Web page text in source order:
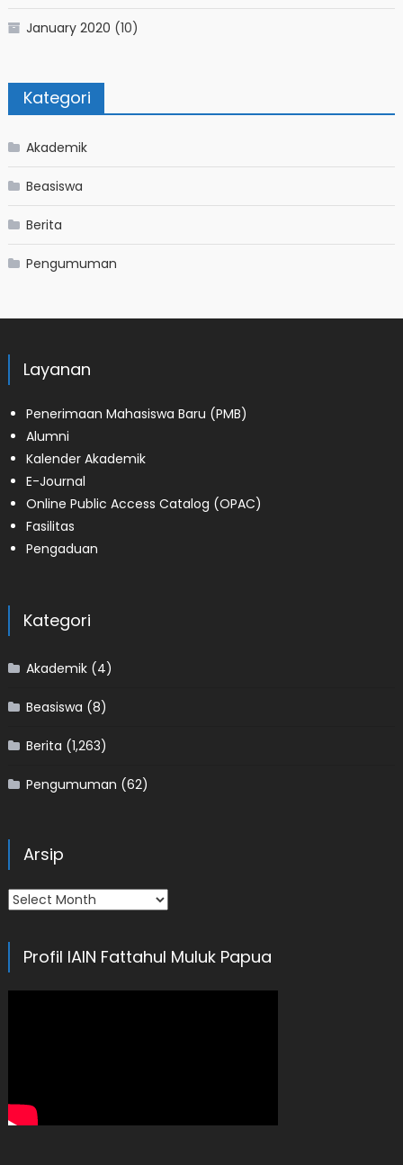
January 2020 (10)
Kategori
Akademik
Beasiswa
Berita
Pengumuman
Layanan
Penerimaan Mahasiswa Baru (PMB)
Alumni
Kalender Akademik
E-Journal
Online Public Access Catalog (OPAC)
Fasilitas
Pengaduan
Kategori
Akademik(4)
Beasiswa (8)
Berita (1,263)
Pengumuman (62)
Arsip
Arsip
Profil IAIN Fattahul Muluk Papua